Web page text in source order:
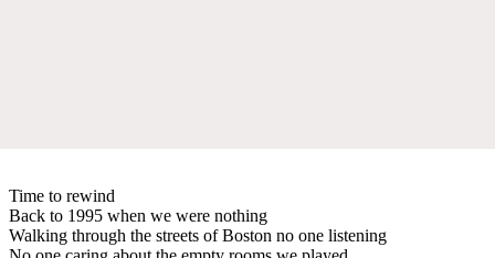
Time to rewind
Back to 1995 when we were nothing
Walking through the streets of Boston no one listening